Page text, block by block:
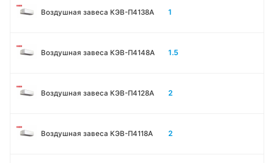
Воздушная завеса КЭВ-П4138А 1
Воздушная завеса КЭВ-П4148А 1.5
Воздушная завеса КЭВ-П4128А 2
Воздушная завеса КЭВ-П4118А 2